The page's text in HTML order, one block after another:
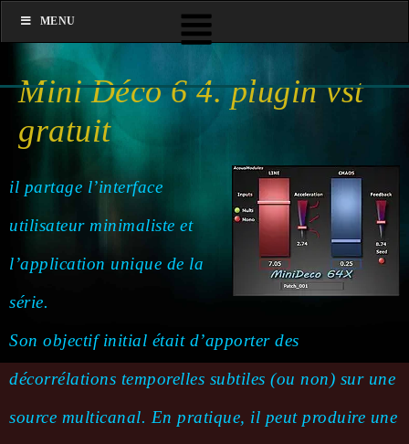
Mini Déco 6 4. plugin vst
gratuit
il partage l’interface
utilisateur minimaliste et
l’application unique de la
série.
Son objectif initial était d’apporter des
décorrélations temporelles subtiles (ou non) sur une
source multicanal. En pratique, il peut produire une
MENU